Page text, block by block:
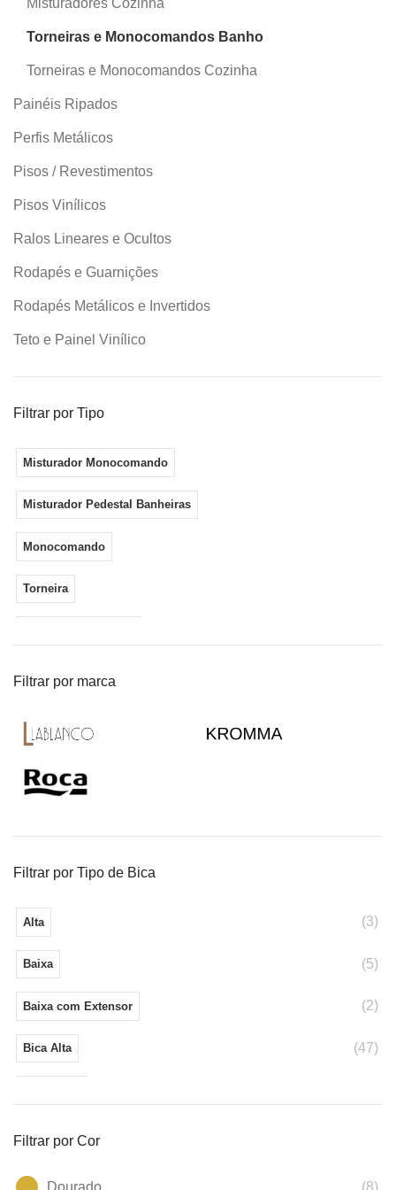
Misturadores Cozinha
Torneiras e Monocomandos Banho
Torneiras e Monocomandos Cozinha
Painéis Ripados
Perfis Metálicos
Pisos / Revestimentos
Pisos Vinílicos
Ralos Lineares e Ocultos
Rodapés e Guarnições
Rodapés Metálicos e Invertidos
Teto e Painel Vinílico
Filtrar por Tipo
Misturador Monocomando
Misturador Pedestal Banheiras
Monocomando
Torneira
Filtrar por marca
Filtrar por Tipo de Bica
Alta (3)
Baixa (5)
Baixa com Extensor (2)
Bica Alta (47)
Bica Fixa
Bica media
Filtrar por Cor
Dourado (8)